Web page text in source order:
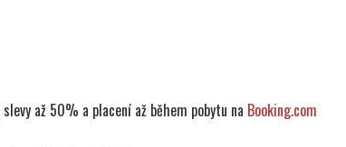
až 50% a placení až během pobytu na Booking.com